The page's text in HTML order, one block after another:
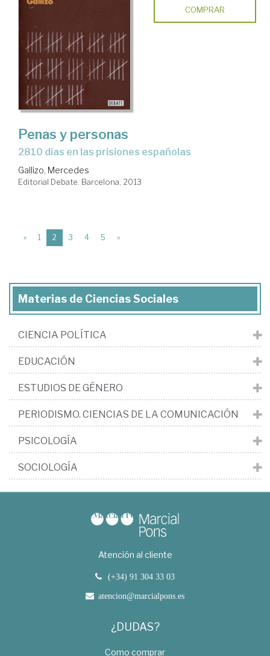
COMPRAR
Penas y personas
2810 días en las prisiones españolas
Gallizo, Mercedes
Editorial Debate. Barcelona, 2013
« 1 2 (current)
3 4 5 »
Materias de Ciencias Sociales
CIENCIA POLÍTICA
EDUCACIÓN
ESTUDIOS DE GÉNERO
PERIODISMO. CIENCIAS DE LA COMUNICACIÓN
PSICOLOGÍA
SOCIOLOGÍA
Atención al cliente
(+34) 91 304 33 03
atencion@marcialpons.es
¿DUDAS?
Como comprar